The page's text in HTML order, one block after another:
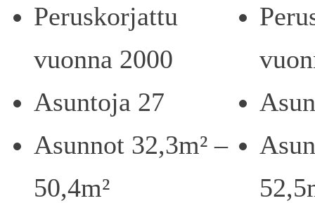
Peruskorjattu
vuonna 2000
Asuntoja 27
Asunnot 32,3m² –
50,4m²